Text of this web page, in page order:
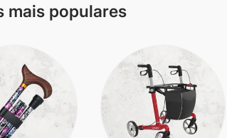
mais populares